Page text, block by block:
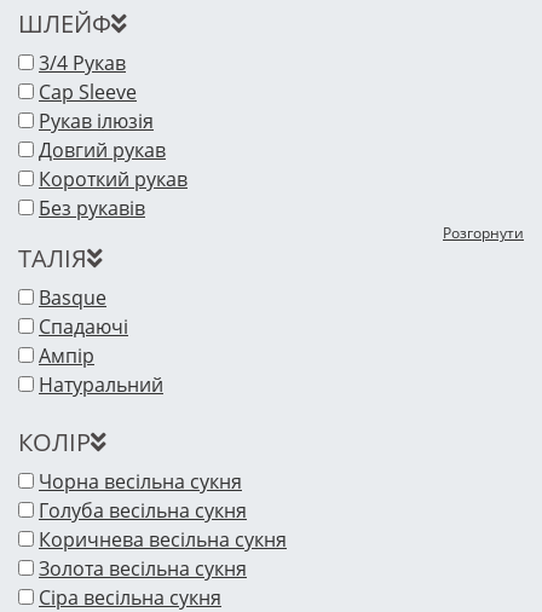
ШЛЕЙФ
3/4 Рукав
Cap Sleeve
Рукав ілюзія
Довгий рукав
Короткий рукав
Без рукавів
Розгорнути
ТАЛІЯ
Basque
Спадаючі
Ампір
Натуральний
КОЛІР
Чорна весільна сукня
Голуба весільна сукня
Коричнева весільна сукня
Золота весільна сукня
Сіра весільна сукня